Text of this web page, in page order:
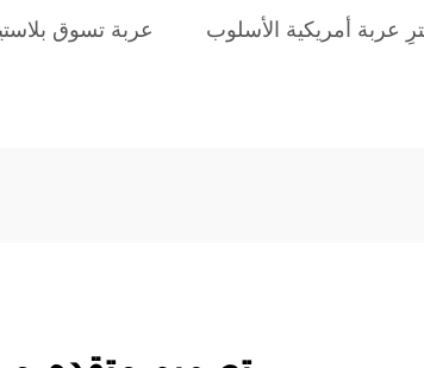
عربة أمريكية الأسلوب عربة تسوق